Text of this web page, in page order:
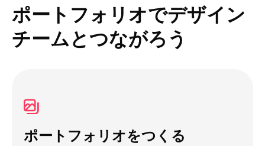
ポートフォリオでデザイン
チームとつながろう
ポートフォリオをつくる